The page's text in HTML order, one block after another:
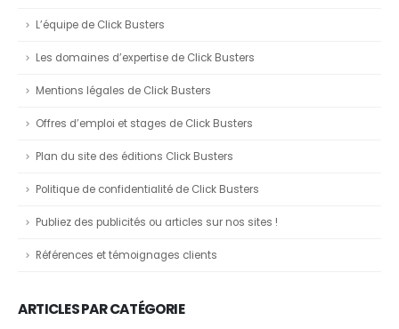
L’équipe de Click Busters
Les domaines d’expertise de Click Busters
Mentions légales de Click Busters
Offres d’emploi et stages de Click Busters
Plan du site des éditions Click Busters
Politique de confidentialité de Click Busters
Publiez des publicités ou articles sur nos sites !
Références et témoignages clients
ARTICLES PAR CATÉGORIE